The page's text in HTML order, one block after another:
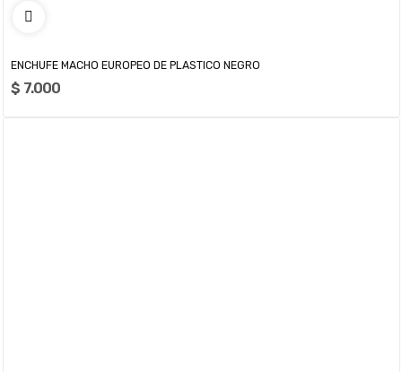
ENCHUFE MACHO EUROPEO DE PLASTICO NEGRO
$ 7.000